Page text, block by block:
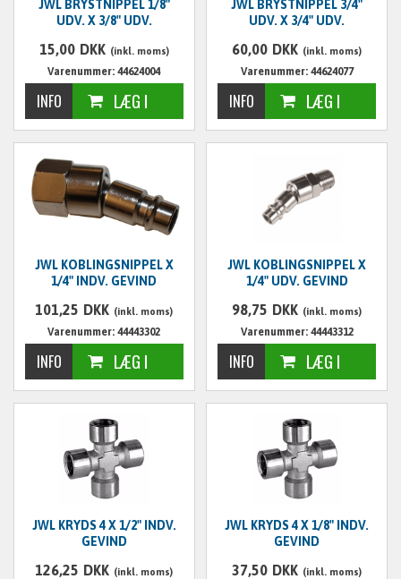
JWL BRYSTNIPPEL 1/8"
UDV. X 3/8" UDV.
15,00 DKK (inkl. moms)
Varenummer: 44624004
JWL BRYSTNIPPEL 3/4"
UDV. X 3/4" UDV.
60,00 DKK (inkl. moms)
Varenummer: 44624077
JWL KOBLINGSNIPPEL X
1/4" INDV. GEVIND
101,25 DKK (inkl. moms)
Varenummer: 44443302
JWL KOBLINGSNIPPEL X
1/4" UDV. GEVIND
98,75 DKK (inkl. moms)
Varenummer: 44443312
JWL KRYDS 4 X 1/2" INDV.
GEVIND
126,25 DKK (inkl. moms)
JWL KRYDS 4 X 1/8" INDV.
GEVIND
37,50 DKK (inkl. moms)